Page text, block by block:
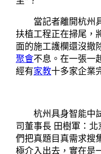
當記者離開杭州
扶植工程正在掃尾，
面的施工護欄還沒撤
聚會不息。在一張一
經有家教十多家企業
杭州具身智能中
司董事長 田樹軍：
們把真題目真需求搜
極介入出去，實在是